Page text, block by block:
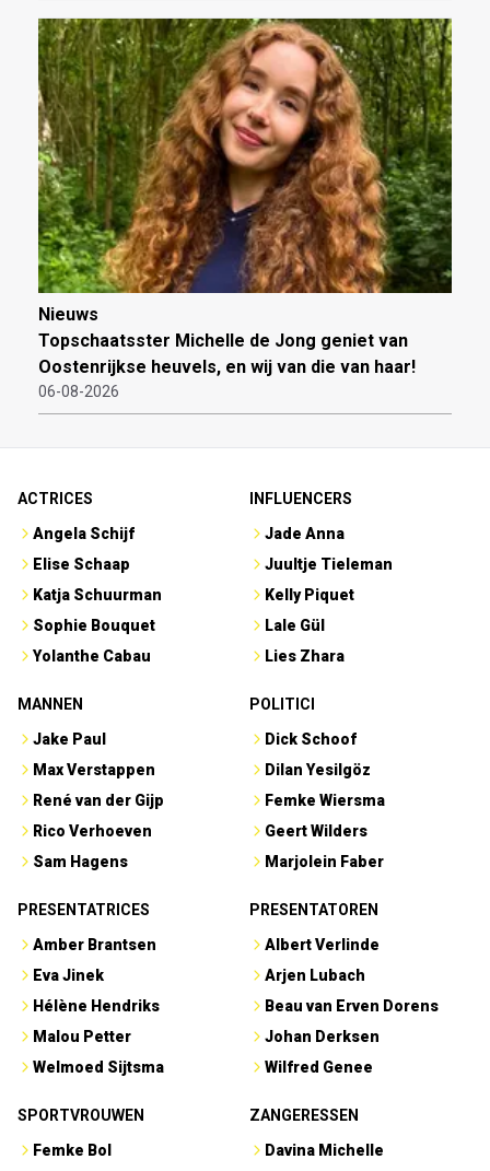
Nieuws
Topschaatsster Michelle de Jong geniet van
Oostenrijkse heuvels, en wij van die van haar!
06-08-2026
ACTRICES
Angela Schijf
Elise Schaap
Katja Schuurman
Sophie Bouquet
Yolanthe Cabau
INFLUENCERS
Jade Anna
Juultje Tieleman
Kelly Piquet
Lale Gül
Lies Zhara
MANNEN
Jake Paul
Max Verstappen
René van der Gijp
Rico Verhoeven
Sam Hagens
POLITICI
Dick Schoof
Dilan Yesilgöz
Femke Wiersma
Geert Wilders
Marjolein Faber
PRESENTATRICES
Amber Brantsen
Eva Jinek
Hélène Hendriks
Malou Petter
Welmoed Sijtsma
PRESENTATOREN
Albert Verlinde
Arjen Lubach
Beau van Erven Dorens
Johan Derksen
Wilfred Genee
SPORTVROUWEN
Femke Bol
ZANGERESSEN
Davina Michelle